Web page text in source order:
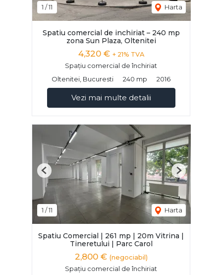
1 /11 Harta
Spatiu comercial de inchiriat – 240 mp
zona Sun Plaza, Oltenitei
4,320 € + 21% TVA
Spațiu comercial de închiriat
Oltenitei, Bucuresti
240 mp 2016
Vezi mai multe detalii
1 /11 Harta
Previous Next
Spatiu Comercial | 261 mp | 20m Vitrina |
Tineretului | Parc Carol
2,800 € (negociabil)
Spațiu comercial de închiriat